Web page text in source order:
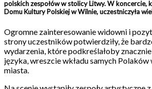
polskich zespołów w stolicy Litwy. W koncercie,
Domu Kultury Polskiej w Wilnie, uczestniczyła
Ogromne zainteresowanie widowni i
strony uczestników potwierdziły, że
wydarzenia, które podkreślałoby
języka, wreszcie wkładu samych
miasta.